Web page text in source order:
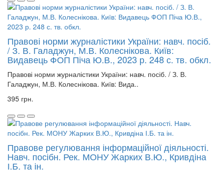
Правові норми журналістики України: навч. посіб.
/ З. В. Галаджун, М.В. Колеснікова. Київ:
Видавець ФОП Піча Ю.В., 2023 р. 248 с. тв. обкл.
Правові норми журналістики України: навч. посіб. / З. В.
Галаджун, М.В. Колеснікова. Київ: Вида..
395 грн.
Правове регулювання інформаційної діяльності.
Навч. посібн. Рек. МОНУ Жарких В.Ю., Кривдіна
І.Б. та ін.